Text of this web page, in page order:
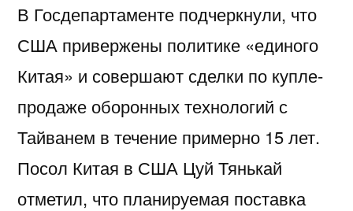
В Госдепартаменте подчеркнули, что
США привержены политике «единого
Китая» и совершают сделки по купле-
продаже оборонных технологий с
Тайванем в течение примерно 15 лет.
Посол Китая в США Цуй Тянькай
отметил, что планируемая поставка